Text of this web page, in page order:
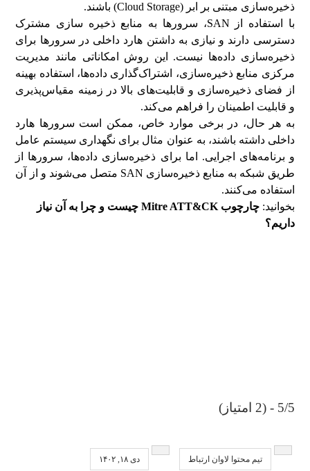
ذخیره‌سازی مبتنی بر ابر (Cloud Storage) باشند.
با استفاده از SAN، سرورها به منابع ذخیره سازی مشترک
دسترسی دارند و نیازی به داشتن هارد داخلی در سرورها برای
ذخیره‌سازی داده‌ها نیست. این روش امکاناتی مانند مدیریت
مرکزی منابع ذخیره‌سازی، اشتراک‌گذاری داده‌ها، استفاده بهینه
از فضای ذخیره‌سازی و قابلیت‌های بالا در زمینه مقیاس‌پذیری
و قابلیت اطمینان را فراهم می‌کند.
به هر حال، در برخی موارد خاص، ممکن است سرورها هارد
داخلی داشته باشند، به عنوان مثال برای نگهداری سیستم عامل
و برنامه‌های اجرایی. اما برای ذخیره‌سازی داده‌ها، سرورها از
طریق شبکه به منابع ذخیره‌سازی SAN متصل می‌شوند و از آن
استفاده می‌کنند.
بخوانید:
چارچوب Mitre ATT&CK چیست و چرا به آن نیاز
داریم؟
5/5 - (2 امتیاز)
تیم محتوا لاوان ارتباط دی ۱۸, ۱۴۰۲